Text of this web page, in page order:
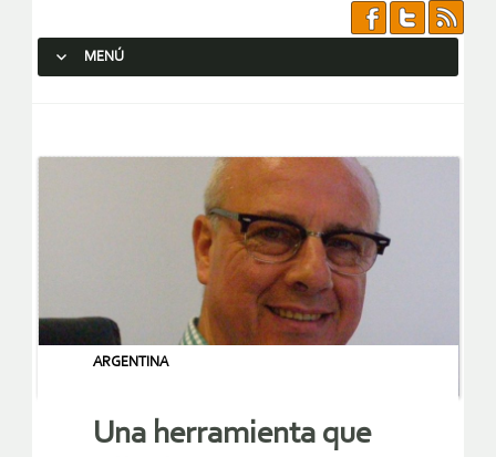
MENÚ
ARGENTINA
Una herramienta que